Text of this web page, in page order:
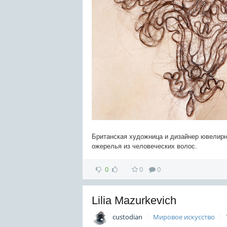
Британская художница и дизайнер
ожерелья из человеческих волос.
0 0 0
Lilia Mazurkevich
custodian Мировое искусство